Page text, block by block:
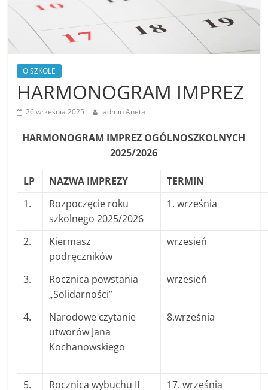
O SZKOLE
HARMONOGRAM IMPREZ
26 września 2025 admin Aneta
HARMONOGRAM IMPREZ OGÓLNOSZKOLNYCH
2025/2026
LP NAZWA IMPREZY
TERMIN
1.
Rozpoczęcie roku
szkolnego 2025/2026
1. września
2.
Kiermasz
podręczników
wrzesień
3.
Rocznica powstania
„Solidarności”
wrzesień
4.
Narodowe czytanie
utworów Jana
Kochanowskiego
8.września
5.
Rocznica wybuchu II
17. września